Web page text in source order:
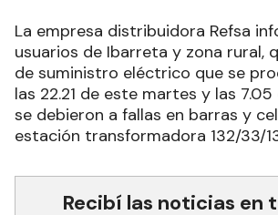
La empresa distribuidora Refsa
usuarios de Ibarreta y zona rural,
de suministro eléctrico que se
estación transformadora 132/33/